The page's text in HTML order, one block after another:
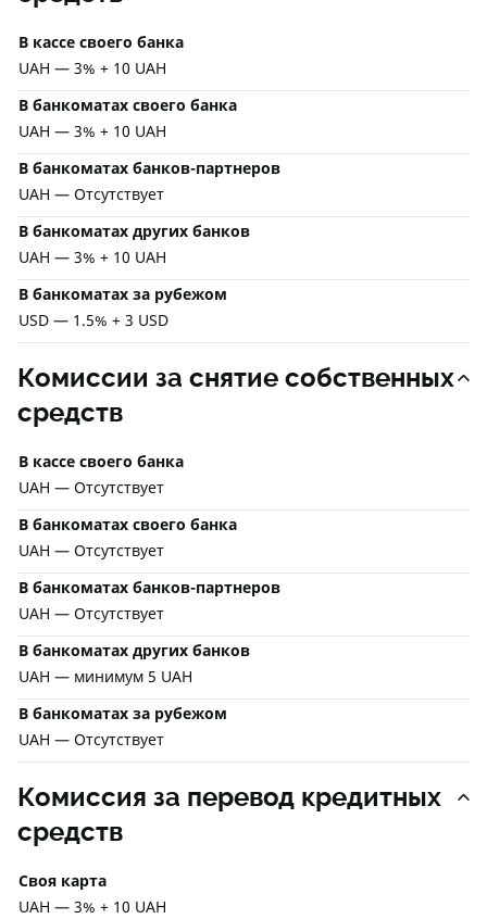
В кассе своего банка
UAH — 3% + 10 UAH
В банкоматах своего банка
UAH — 3% + 10 UAH
В банкоматах банков-партнеров
UAH — Отсутствует
В банкоматах других банков
UAH — 3% + 10 UAH
В банкоматах за рубежом
USD — 1.5% + 3 USD
Комиссии за снятие собственных
средств
В кассе своего банка
UAH — Отсутствует
В банкоматах своего банка
UAH — Отсутствует
В банкоматах банков-партнеров
UAH — Отсутствует
В банкоматах других банков
UAH — минимум 5 UAH
В банкоматах за рубежом
UAH — Отсутствует
Комиссия за перевод кредитных
средств
Своя карта
UAH — 3% + 10 UAH